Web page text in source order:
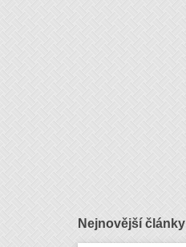
Nejnovější články